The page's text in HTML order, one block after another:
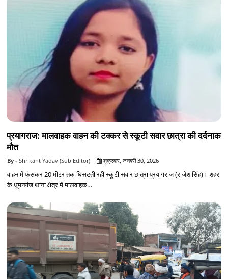
प्रयागराज: मालवाहक वाहन की टक्कर से स्कूटी सवार छात्रा की दर्दनाक
मौत
Shrikant Yadav (Sub Editor) शुक्रवार, जनवरी 30, 2026
वाहन में फंसकर 20 मीटर तक घिसटती रही स्कूटी सवार छात्रा प्रयागराज (राजेश सिंह)। शहर
के धूमनगंज थाना क्षेत्र में मालवाहक…